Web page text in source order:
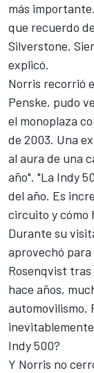
más
que recuerdo
Silverstone.
explicó.
Norris recorrió
Penske, pudo
el monoplaza
de 2003. Una
al aura de una
año". "La Indy
del año. Es
circuito y cómo
Durante su
aprovechó
Rosenqvist
hace años,
automovilismo.
Indy 500?
Y Norris no